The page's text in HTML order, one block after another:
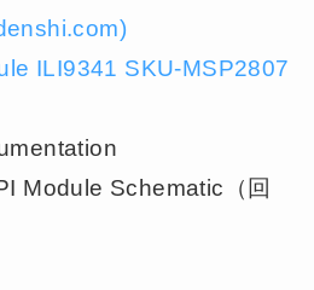
ILI9341 SKU-MSP2807
Schematic（回